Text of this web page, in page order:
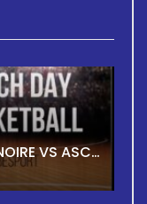
BASKETBALL F: ASC AIGLE NOIRE VS ASC TOUR